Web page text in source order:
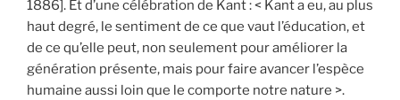
1886]. Et d’une célébration de Kant : < Kant a eu, au plus
haut degré, le sentiment de ce que vaut l’éducation, et
de ce qu’elle peut, non seulement pour améliorer la
génération présente, mais pour faire avancer l’espèce
humaine aussi loin que le comporte notre nature >.